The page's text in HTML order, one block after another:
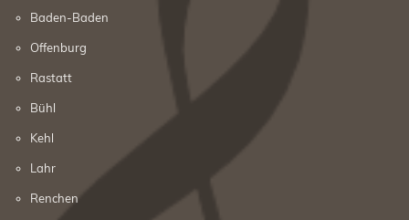
Mitmachaktion
für
Events
Mediathek
Baden-Baden
Offenburg
Rastatt
Bühl
Kehl
Lahr
Renchen